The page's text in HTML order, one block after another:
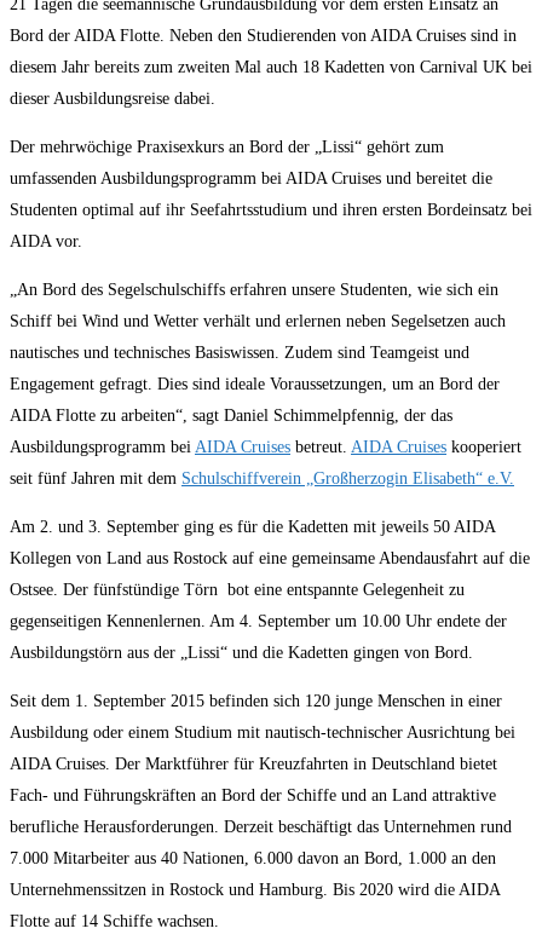
21 Tagen die seemännische Grundausbildung vor dem ersten Einsatz an
Bord der AIDA Flotte. Neben den Studierenden von AIDA Cruises sind in
diesem Jahr bereits zum zweiten Mal auch 18 Kadetten von Carnival UK bei
dieser Ausbildungsreise dabei.
Der mehrwöchige Praxisexkurs an Bord der „Lissi“ gehört zum
umfassenden Ausbildungsprogramm bei AIDA Cruises und bereitet die
Studenten optimal auf ihr Seefahrtsstudium und ihren ersten Bordeinsatz bei
AIDA vor.
„An Bord des Segelschulschiffs erfahren unsere Studenten, wie sich ein
Schiff bei Wind und Wetter verhält und erlernen neben Segelsetzen auch
nautisches und technisches Basiswissen. Zudem sind Teamgeist und
Engagement gefragt. Dies sind ideale Voraussetzungen, um an Bord der
AIDA Flotte zu arbeiten“, sagt Daniel Schimmelpfennig, der das
Ausbildungsprogramm bei AIDA Cruises betreut. AIDA Cruises kooperiert
seit fünf Jahren mit dem Schulschiffverein „Großherzogin Elisabeth“ e.V.
Am 2. und 3. September ging es für die Kadetten mit jeweils 50 AIDA
Kollegen von Land aus Rostock auf eine gemeinsame Abendausfahrt auf die
Ostsee. Der fünfstündige Törn bot eine entspannte Gelegenheit zu
gegenseitigen Kennenlernen. Am 4. September um 10.00 Uhr endete der
Ausbildungstörn aus der „Lissi“ und die Kadetten gingen von Bord.
Seit dem 1. September 2015 befinden sich 120 junge Menschen in einer
Ausbildung oder einem Studium mit nautisch-technischer Ausrichtung bei
AIDA Cruises. Der Marktführer für Kreuzfahrten in Deutschland bietet
Fach- und Führungskräften an Bord der Schiffe und an Land attraktive
berufliche Herausforderungen. Derzeit beschäftigt das Unternehmen rund
7.000 Mitarbeiter aus 40 Nationen, 6.000 davon an Bord, 1.000 an den
Unternehmenssitzen in Rostock und Hamburg. Bis 2020 wird die AIDA
Flotte auf 14 Schiffe wachsen.